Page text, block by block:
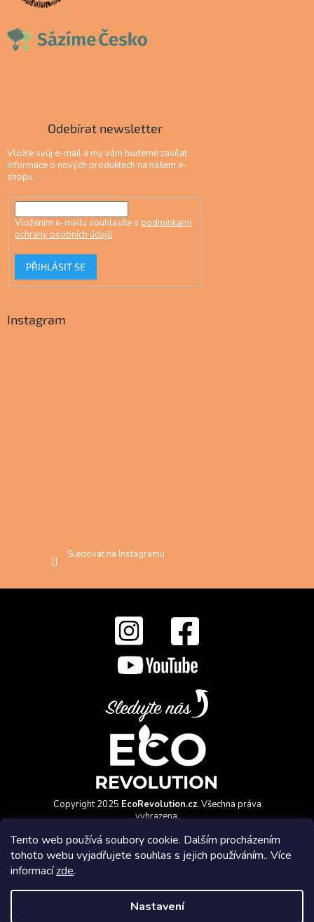
Tento web používá soubory cookie. Dalším procházením
tohoto webu vyjadřujete souhlas s jejich používáním.. Více
informacízde.
Nastavení
Odebírat newsletter
Vložte svůj e-mail a my vám budeme zasílat
informace o nových produktech na našem e-
shopu.
Vložením e-mailu souhlasíte s podmínkami
ochrany osobních údajů
PŘIHLÁSIT SE
Instagram
Sledovat na Instagramu
Copyright 2025 EcoRevolution.cz. Všechna práva
vyhrazena.